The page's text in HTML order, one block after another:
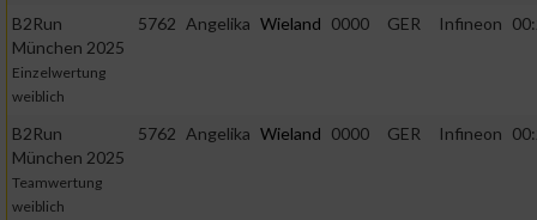
B2Run
München 2025
Einzelwertung
weiblich
5762 Angelika Wieland 0000 GER Infineon
B2Run
München 2025
Teamwertung
weiblich
5762 Angelika Wieland 0000 GER Infineon